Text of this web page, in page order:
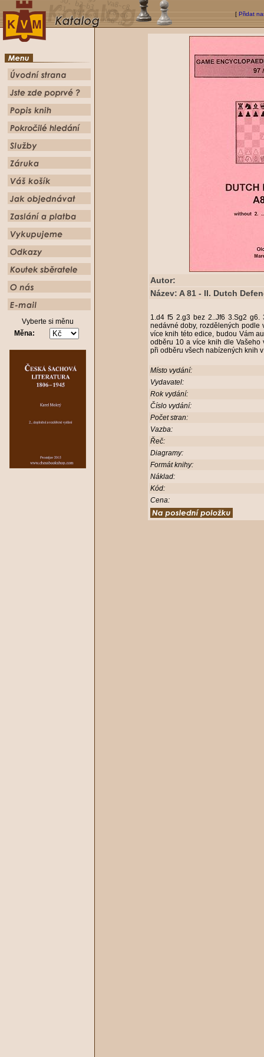
[ Přidat
Vyberte si měnu
Měna:
Autor:
Název: A 81 - II. Dutch
1.d4 f5 2.g3 bez 2..Jf6 3.Sg2 g6.
nedávné doby, rozdělených podle
více knih této edice, budou Vám
odběru 10 a více knih dle
při odběru všech nabízených knih
Místo vydání:
Vydavatel:
Rok vydání:
Číslo vydání:
Počet stran:
Vazba:
Řeč:
Diagramy:
Formát knihy:
Náklad:
Kód:
Cena: